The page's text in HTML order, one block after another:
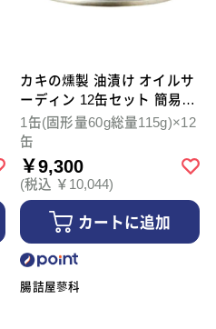
カキの燻製 油漬け オイルサ
ーディン 12缶セット 簡易梱
包
1缶(固形量60g総量115g)×12
缶
￥9,300
(税込 ￥10,044)
カートに追加
腸詰屋蓼科